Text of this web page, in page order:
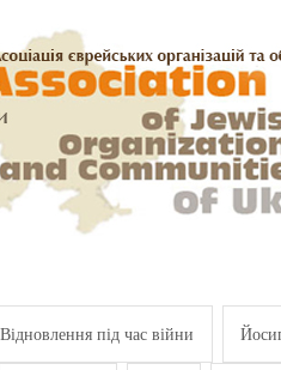
Відновлення під час війни